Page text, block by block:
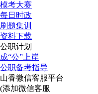
模考大赛
每日时政
刷题集训
资料下载
公职计划
成“公”上岸
公职备考指导
山香微信客服平台
(添加微信客服